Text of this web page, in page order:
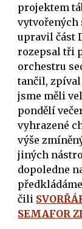
projektem
vytvořených
upravil část
rozepsal tři
orchestru
tančil,
jsme měli
pondělí
vyhrazené
výše
jiných
dopoledne
čili
SEMAFOR